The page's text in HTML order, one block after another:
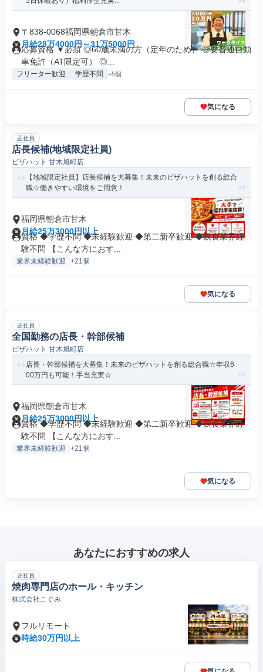
〒838-0068福岡県朝倉市甘木
月給28万4000円～31万5000円
応募資格 ▼必須 ◎60歳未満の方（定年のため） ◎要普通自動
車免許（AT限定可） ◎...
フリーター歓迎 学歴不問 +5個
気になる
正社員
店長候補(地域限定社員)
ピザハット 甘木旭町店
【地域限定社員】店長候補を大募集！未来のピザハットを創る総合
職☆働きやすい環境をご用意！
福岡県朝倉市甘木
月給25万3000円以上
資格 ◆学歴不問 ◆未経験歓迎 ◆第二新卒歓迎 ◆飲食業界経
験不問 【こんな方におす...
業界未経験歓迎 +21個
気になる
正社員
全国勤務の店長・幹部候補
ピザハット 甘木旭町店
店長・幹部候補を大募集！未来のピザハットを創る総合職☆年収6
00万円も可能！手当充実☆
福岡県朝倉市甘木
月給25万3000円以上
資格 ◆学歴不問 ◆未経験歓迎 ◆第二新卒歓迎 ◆飲食業界経
験不問 【こんな方におす...
業界未経験歓迎 +21個
気になる
あなたにおすすめの求人
正社員
焼肉専門店のホール・キッチン
株式会社こぐみ
フルリモート
時給30万円以上